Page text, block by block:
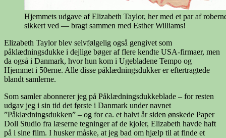
Hjemmets udgave af Elizabeth Taylor, her med et par af
sikkert ved — bragt sammen med Esther Williams!
Elizabeth Taylor blev selvfølgelig også gengivet som
påklædningsdukke i dejlige bøger af flere kendte USA-firmaer, men
da også i Danmark, hvor hun kom i Ugebladene Tempo og
Hjemmet i 50erne. Alle disse påklædningsdukker er eftertragtede
blandt samlerne.
Som samler abonnerer jeg på Påklædningsdukkeblade – for resten
udgav jeg i sin tid det første i Danmark under navnet
”Påklædningsdukken” – og for ca. et halvt år siden ønskede Paper
Doll Studio fra læserne tegninger af de kjoler, Elizabeth havde haft
på i sine film. I husker måske, at jeg bad om hjælp til at finde et